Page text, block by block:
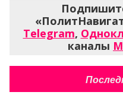
Telegram,
каналы